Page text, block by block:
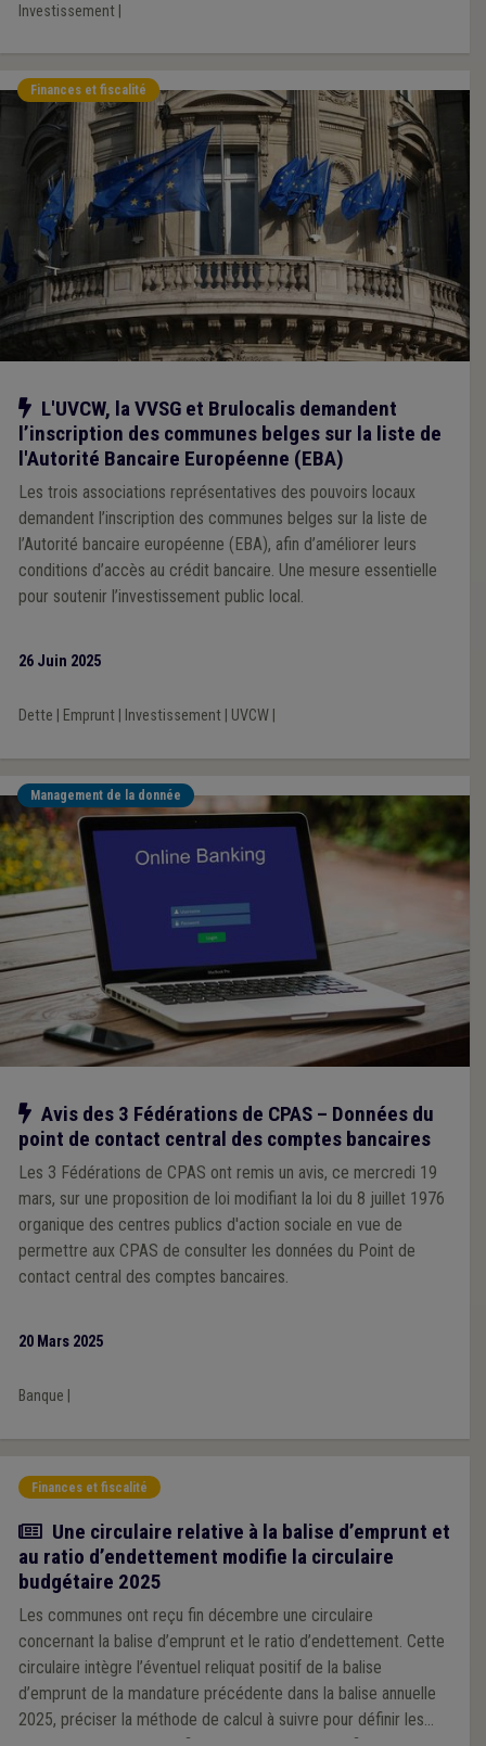
Investissement|
Finances et fiscalité
Notre action
L'UVCW, la VVSG et Brulocalis demandent
l’inscription des communes belges sur la liste de
l'Autorité Bancaire Européenne (EBA)
Les trois associations représentatives des pouvoirs locaux
demandent l’inscription des communes belges sur la liste de
l’Autorité bancaire européenne (EBA), afin d’améliorer leurs
conditions d’accès au crédit bancaire. Une mesure essentielle
pour soutenir l’investissement public local.
26 Juin 2025
Dette Emprunt| Investissement| UVCW|
Management de la donnée
Notre action
Avis des 3 Fédérations de CPAS – Données du
point de contact central des comptes bancaires
Les 3 Fédérations de CPAS ont remis un avis, ce mercredi 19
mars, sur une proposition de loi modifiant la loi du 8 juillet 1976
organique des centres publics d'action sociale en vue de
permettre aux CPAS de consulter les données du Point de
contact central des comptes bancaires.
20 Mars 2025
Banque
Finances et fiscalité
Actualité
Une circulaire relative à la balise d’emprunt et
au ratio d’endettement modifie la circulaire
budgétaire 2025
Les communes ont reçu fin décembre une circulaire
concernant la balise d’emprunt et le ratio d’endettement. Cette
circulaire intègre l’éventuel reliquat positif de la balise
d’emprunt de la mandature précédente dans la balise annuelle
2025, préciser la méthode de calcul à suivre pour définir les